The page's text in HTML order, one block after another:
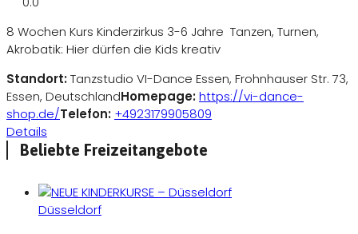
8 Wochen Kurs Kinderzirkus 3-6 Jahre Tanzen, Turnen,
Akrobatik: Hier dürfen die Kids kreativ
Standort:Tanzstudio VI-Dance Essen, Frohnhauser Str. 73,
Essen, DeutschlandHomepage:https://vi-dance-
shop.de/Telefon: +4923179905809
Details
Beliebte Freizeitangebote
Düsseldorf